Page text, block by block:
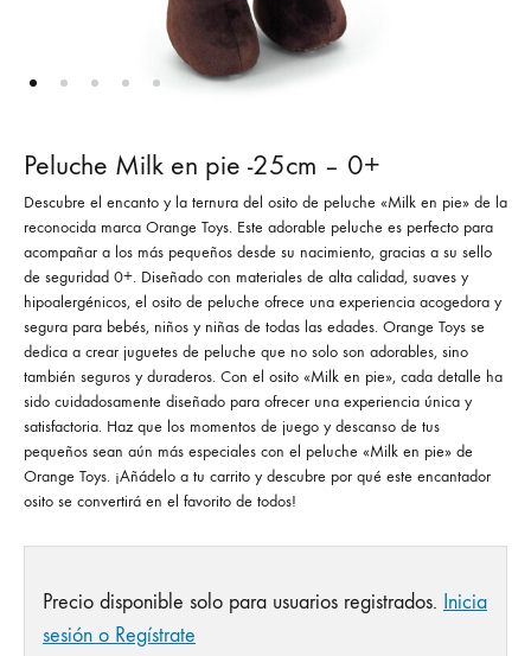
Peluche Milk en pie -25cm – 0+
Descubre el encanto y la ternura del osito de peluche «Milk en pie» de la
reconocida marca Orange Toys. Este adorable peluche es perfecto para
acompañar a los más pequeños desde su nacimiento, gracias a su sello
de seguridad 0+. Diseñado con materiales de alta calidad, suaves y
hipoalergénicos, el osito de peluche ofrece una experiencia acogedora y
segura para bebés, niños y niñas de todas las edades. Orange Toys se
dedica a crear juguetes de peluche que no solo son adorables, sino
también seguros y duraderos. Con el osito «Milk en pie», cada detalle ha
sido cuidadosamente diseñado para ofrecer una experiencia única y
satisfactoria. Haz que los momentos de juego y descanso de tus
pequeños sean aún más especiales con el peluche «Milk en pie» de
Orange Toys. ¡Añádelo a tu carrito y descubre por qué este encantador
osito se convertirá en el favorito de todos!
Precio disponible solo para usuarios registrados. Inicia
sesión o Regístrate